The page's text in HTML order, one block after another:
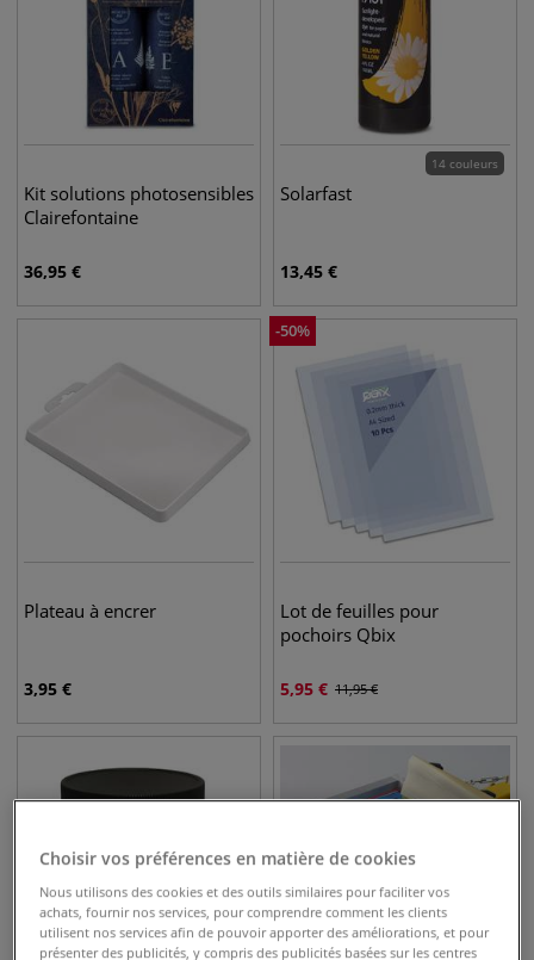
Kit solutions photosensibles
Clairefontaine
36,95 €
14 couleurs
Solarfast
13,45 €
Plateau à encrer
3,95 €
-50%
Lot de feuilles pour
pochoirs Qbix
5,95 € 11,95€
Choisir vos préférences en matière de cookies
Nous utilisons des cookies et des outils similaires pour faciliter vos
achats, fournir nos services, pour comprendre comment les clients
utilisent nos services afin de pouvoir apporter des améliorations, et pour
présenter des publicités, y compris des publicités basées sur les centres